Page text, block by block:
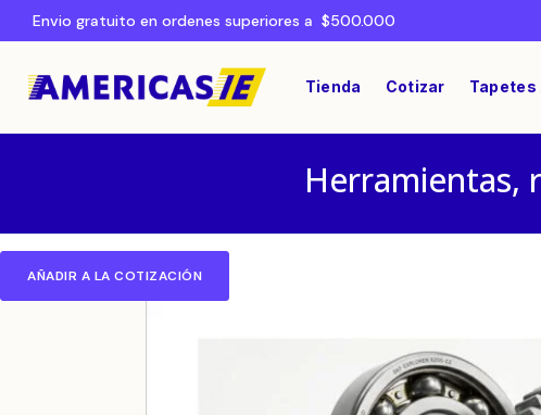
Envio gratuito en ordenes superiores a $500.000
Tienda Cotizar
Herramientas,
AÑADIR A LA COTIZACIÓN
RODAMIENTOS Y TRANSMISIÓN/